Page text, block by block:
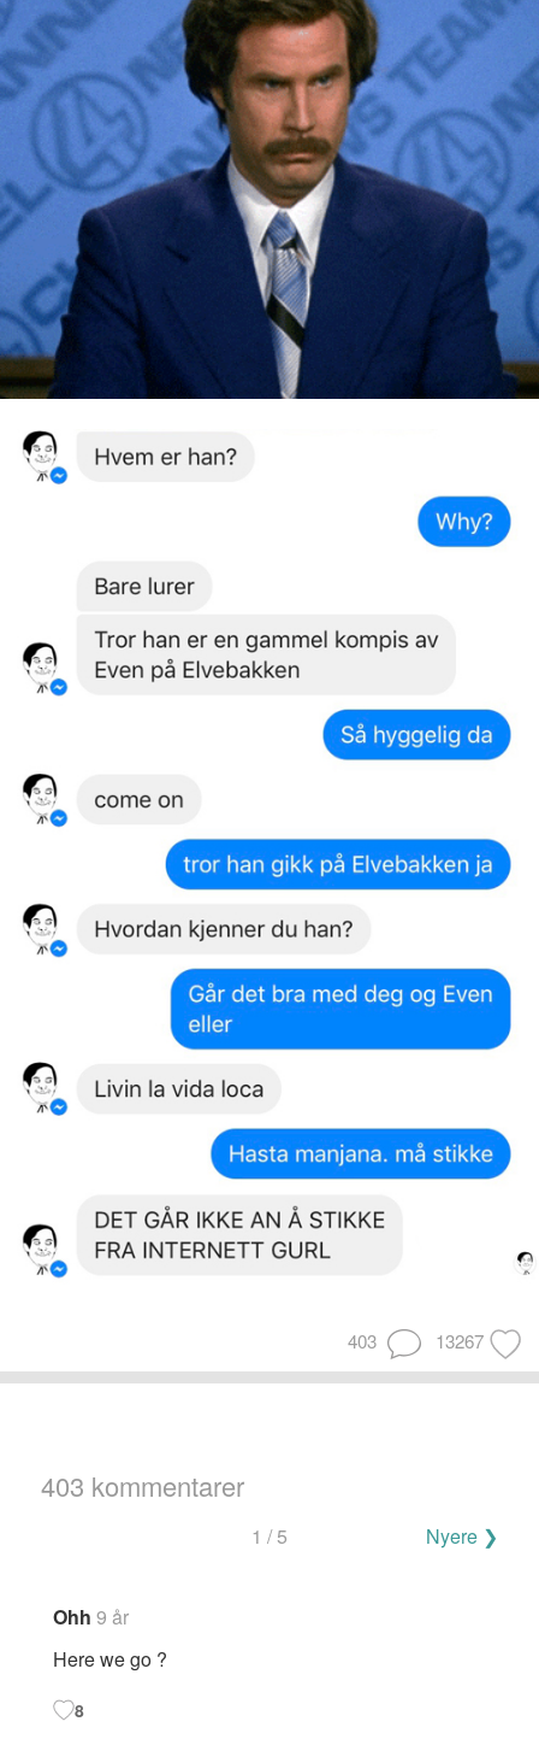
403 13267
403 kommentarer
kommentarer
1 / 5 Nyere ❯
Ohh 9 år
Here we go ?
8